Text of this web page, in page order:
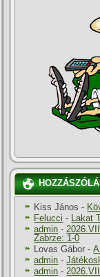
Kiss János -
Felucci - Lakat
admin -
Zabrze: 1-0
Lovas Gábor -
admin -
admin -